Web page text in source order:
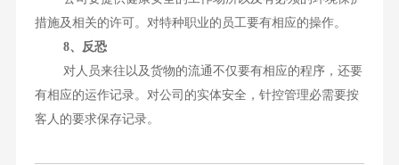
措施及相关的许可。对特种职业的员工要有相应的操作。
8、反恐
对人员来往以及货物的流通不仅要有相应的程序，还要
有相应的运作记录。对公司的实体安全，针控管理必需要按
客人的要求保存记录。